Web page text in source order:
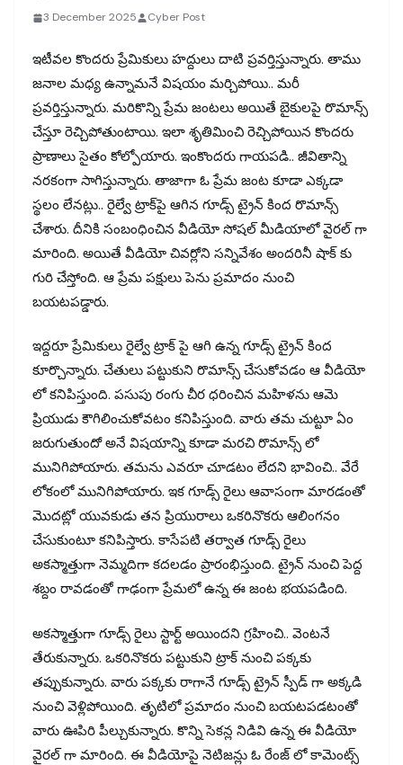
3 December 2025 Cyber Post
ఇటీవల కొందరు ప్రేమికులు హద్దులు దాటి ప్రవర్తిస్తున్నారు. తాము
జనాల మధ్య ఉన్నామనే విషయం మర్చిపోయి.. మరీ
ప్రవర్తిస్తున్నారు. మరికొన్ని ప్రేమ జంటలు అయితే బైకులపై రొమాన్స్
చేస్తూ రెచ్చిపోతుంటాయి. ఇలా శృతిమించి రెచ్చిపోయిన కొందరు
ప్రాణాలు సైతం కోల్పోయారు. ఇంకొందరు గాయపడి.. జీవితాన్ని
నరకంగా సాగిస్తున్నారు. తాజాగా ఓ ప్రేమ జంట కూడా ఎక్కడా
స్థలం లేనట్లు.. రైల్వే ట్రాక్‌పై ఆగిన గూడ్స్ ట్రైన్ కింద రొమాన్స్
చేశారు. దీనికి సంబంధించిన వీడియో సోషల్ మీడియాలో వైరల్ గా
మారింది. అయితే వీడియో చివర్లోని సన్నివేశం అందరినీ షాక్ కు
గురి చేస్తోంది. ఆ ప్రేమ పక్షులు పెను ప్రమాదం నుంచి
బయటపడ్డారు.
ఇద్దరూ ప్రేమికులు రైల్వే ట్రాక్‌ పై ఆగి ఉన్న గూడ్స్ ట్రైన్ కింద
కూర్చొన్నారు. చేతులు పట్టుకుని రొమాన్స్ చేసుకోవడం ఆ వీడియో
లో కనిపిస్తుంది. పసుపు రంగు చీర ధరించిన మహిళను ఆమె
ప్రియుడు కౌగిలించుకోవటం కనిపిస్తుంది. వారు తమ చుట్టూ ఏం
జరుగుతుందో అనే విషయాన్ని కూడా మరచి రొమాన్స్ లో
మునిగిపోయారు. తమను ఎవరూ చూడటం లేదని భావించి.. వేరే
లోకంలో మునిగిపోయారు. ఇక గూడ్స్ రైలు ఆవాసంగా మారడంతో
మొదట్లో యువకుడు తన ప్రియురాలు ఒకరినొకరు ఆలింగనం
చేసుకుంటూ కనిపిస్తారు. కాసేపటి తర్వాత గూడ్స్ రైలు
అకస్మాత్తుగా నెమ్మదిగా కదలడం ప్రారంభిస్తుంది. ట్రైన్ నుంచి పెద్ద
శబ్దం రావడంతో గాఢంగా ప్రేమలో ఉన్న ఈ జంట భయపడింది.
అకస్మాత్తుగా గూడ్స్ రైలు స్టార్ట్ అయిందని గ్రహించి.. వెంటనే
తేరుకున్నారు. ఒకరినొకరు పట్టుకుని ట్రాక్‌ నుంచి పక్కకు
తప్పుకున్నారు. వారు పక్కకు రాగానే గూడ్స్ ట్రైన్ స్పీడ్ గా అక్కడి
నుంచి వెళ్లిపోయింది. తృటిలో ప్రమాదం నుంచి బయటపడటంతో
వారు ఊపిరి పీల్చుకున్నారు. కొన్ని సెకన్ల నిడివి ఉన్న ఈ వీడియో
వైరల్ గా మారింది. ఈ వీడియోపై నెటిజన్లు ఓ రేంజ్ లో కామెంట్స్